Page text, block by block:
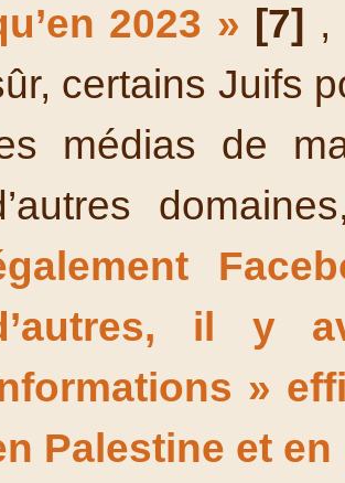
2023 » [7] ,
certains Juifs
médias de
il y
»
Palestine et